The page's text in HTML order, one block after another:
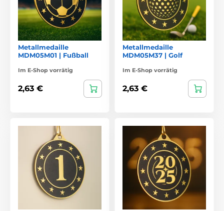
Metallmedaille
MDM05M01 | Fußball
Im E-Shop vorrätig
2,63 €
Metallmedaille
MDM05M37 | Golf
Im E-Shop vorrätig
2,63 €